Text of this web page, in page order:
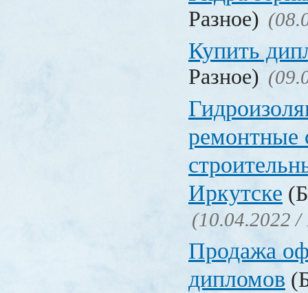
Разное)
Купить
Разное)
ремонтные
Иркутске
(10.04.2022 /
Продажа
дипломов